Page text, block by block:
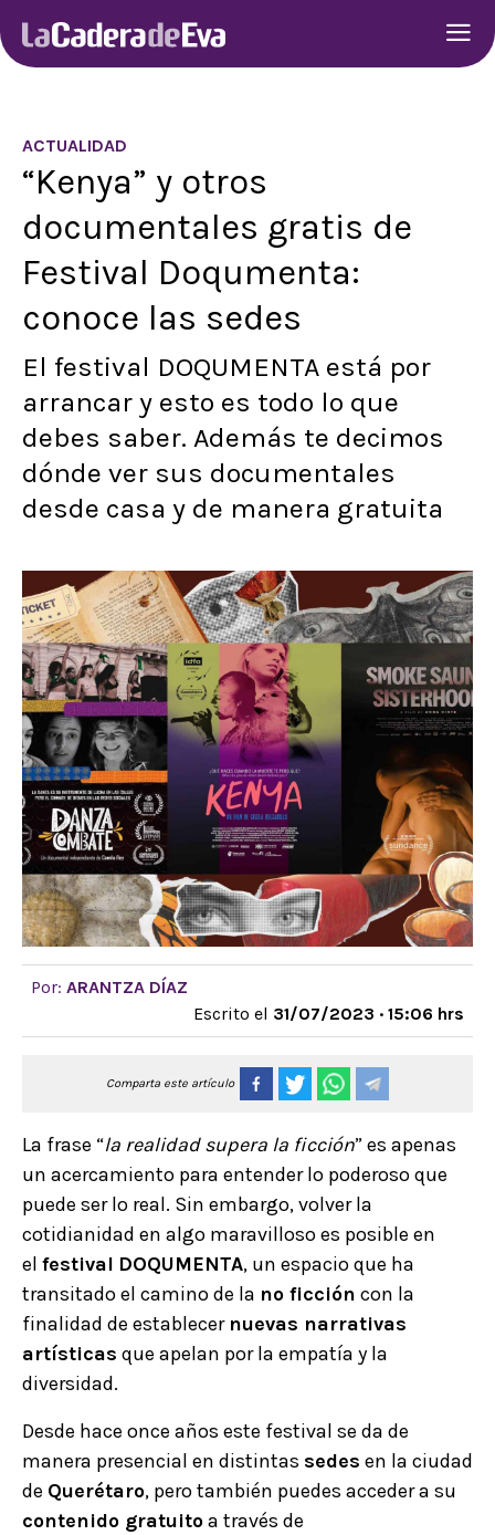
ACTUALIDAD
“Kenya” y otros
documentales gratis de
Festival Doqumenta:
conoce las sedes
El festival DOQUMENTA está por
arrancar y esto es todo lo que
debes saber. Además te decimos
dónde ver sus documentales
desde casa y de manera gratuita
Por: ARANTZA DÍAZ
Escrito el 31/07/2023 · 15:06 hrs
Comparta este artículo
La frase “la realidad supera la ficción” es apenas
un acercamiento para entender lo poderoso que
puede ser lo real. Sin embargo, volver la
cotidianidad en algo maravilloso es posible en
el festival DOQUMENTA, un espacio que ha
transitado el camino de la no ficción con la
finalidad de establecer nuevas narrativas
artísticas que apelan por la empatía y la
diversidad.
Desde hace once años este festival se da de
manera presencial en distintas sedes en la ciudad
de Querétaro, pero también puedes acceder a su
contenido gratuitoa través de